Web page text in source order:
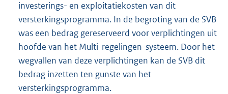
investerings- en exploitatiekosten van dit
versterkingsprogramma. In de begroting van de SVB
was een bedrag gereserveerd voor verplichtingen uit
hoofde van het Multi-regelingen-systeem. Door het
wegvallen van deze verplichtingen kan de SVB dit
bedrag inzetten ten gunste van het
versterkingsprogramma.